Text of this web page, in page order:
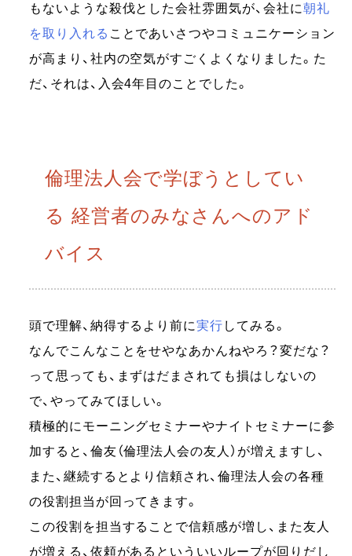
もないような殺伐とした会社雰囲気が、会社に朝礼
を取り入れる ことであいさつやコミュニケーション
が高まり、社内の空気がすごくよくなりました。た
だ、それは、入会4年目のことでした。
倫理法人会で学ぼうとしてい
る 経営者のみなさんへのアド
バイス
頭で理解、納得するより前に実行 してみる。
なんでこんなことをせやなあかんねやろ？変だな？
って思っても、まずはだまされても損はしないの
で、やってみてほしい。
積極的にモーニングセミナーやナイトセミナーに参
加すると、倫友（倫理法人会の友人）が増えますし、
また、継続するとより信頼され、倫理法人会の各種
の役割担当が回ってきます。
この役割を担当することで信頼感が増し、また友人
が増える、依頼があるといういいループが回りだし